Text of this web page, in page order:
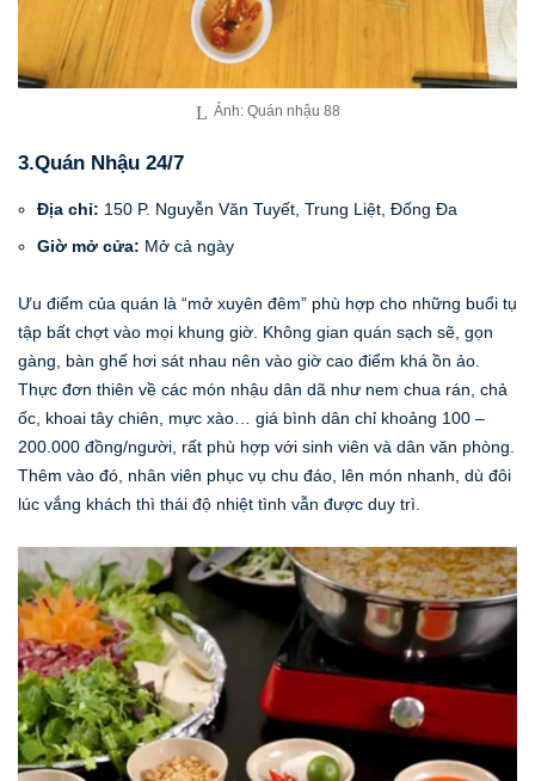
Ảnh: Quán nhậu 88
3.Quán Nhậu 24/7
Địa chỉ: 150 P. Nguyễn Văn Tuyết, Trung Liệt, Đống Đa
Giờ mở cửa: Mở cả ngày
Ưu điểm của quán là “mở xuyên đêm” phù hợp cho những buổi tụ
tập bất chợt vào mọi khung giờ. Không gian quán sạch sẽ, gọn
gàng, bàn ghế hơi sát nhau nên vào giờ cao điểm khá ồn ảo.
Thực đơn thiên về các món nhậu dân dã như nem chua rán, chả
ốc, khoai tây chiên, mực xào… giá bình dân chỉ khoảng 100 –
200.000 đồng/người, rất phù hợp với sinh viên và dân văn phòng.
Thêm vào đó, nhân viên phục vụ chu đáo, lên món nhanh, dù đôi
lúc vắng khách thì thái độ nhiệt tình vẫn được duy trì.